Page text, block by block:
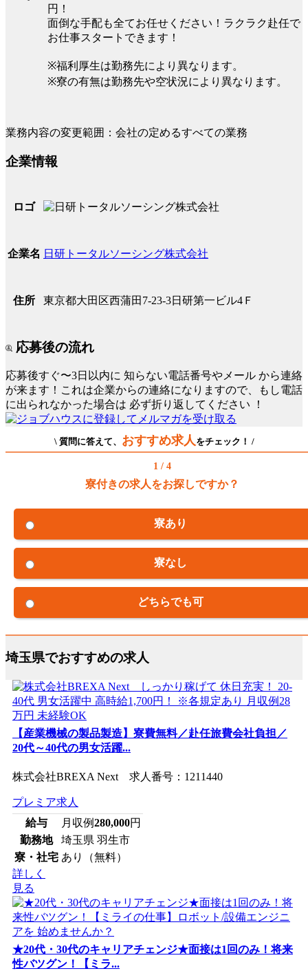
円！
面倒な手配も全てお任せください！ラクラク赴任で
お仕事スタートできます！
※福利厚生は勤務先により異なります。
※寮の有無は勤務先や空状況により異なります。
業務内容の変更範囲：会社の定めるすべての業務
企業情報
ロゴ
企業名 日研トータルソーシング株式会社
住所 東京都大田区西蒲田7-23-3日研第一ビル4Ｆ
応募後の流れ
応募後すぐ〜3日以内に 知らない電話番号やメール から連絡
が来ます！これは企業からの連絡になりますので、もし電話
に出られなかった場合は 必ず折り返してください ！
\ 質問に答えて、 おすすめ求人をチェック！ /
1 / 4
寮付きの求人をお探しですか？
寮あり
寮なし
どちらでも可
埼玉県でおすすめの求人
【産業機械の製品製造】寮費無料／赴任旅費会社負担／
20代～40代の男女活躍...
株式会社BREXA Next 求人番号：1211440
プレミア求人
給与
月収例280,000円
勤務地
埼玉県 羽生市
寮・社宅 あり（無料）
詳しく
見る
★20代・30代のキャリアチェンジ★面接は1回のみ！将来
性バツグン！【ミラ...